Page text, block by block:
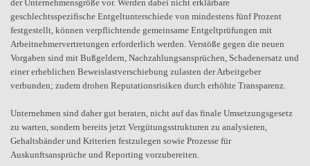
der Unternehmensgröße vor. Werden dabei nicht erklärbare
geschlechtsspezifische Entgeltunterschiede von mindestens fünf Prozent
festgestellt, können verpflichtende gemeinsame Entgeltprüfungen mit
Arbeitnehmervertretungen erforderlich werden. Verstöße gegen die neuen
Vorgaben sind mit Bußgeldern, Nachzahlungsansprüchen, Schadenersatz und
einer erheblichen Beweislastverschiebung zulasten der Arbeitgeber
verbunden; zudem drohen Reputationsrisiken durch erhöhte Transparenz.
Unternehmen sind daher gut beraten, nicht auf das finale Umsetzungsgesetz
zu warten, sondern bereits jetzt Vergütungsstrukturen zu analysieren,
Gehaltsbänder und Kriterien festzulegen sowie Prozesse für
Auskunftsansprüche und Reporting vorzubereiten.